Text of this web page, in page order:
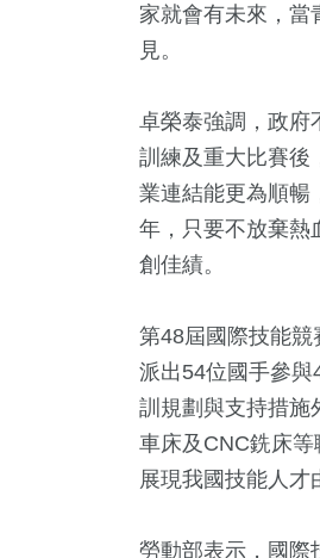
家就會有未來，當
見。
卓榮泰強調，政府
訓練及重大比賽後
業連結能更為順暢
年，只要不放棄熱
創佳績。
第48屆國際技能
派出54位國手參
訓規劃與支持措施
車床及CNC銑床等
展現我國技能人才
勞動部表示，國際
演唱會